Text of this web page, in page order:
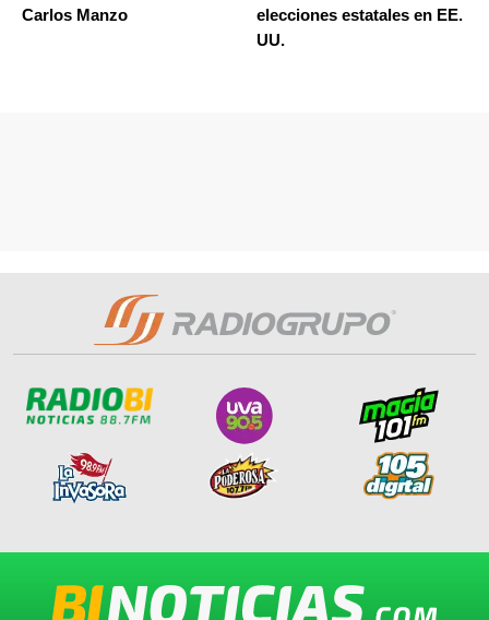
Carlos Manzo
elecciones estatales en EE.
UU.